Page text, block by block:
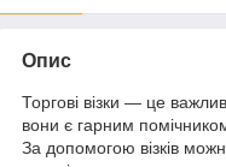
Опис
Торгові візки — це
вони є гарним
За допомогою візків